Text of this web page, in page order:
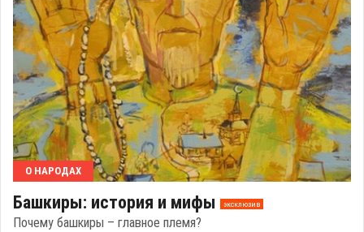
О НАРОДАХ
Башкиры: история и мифы эксклюзив
Почему башкиры – главное племя?